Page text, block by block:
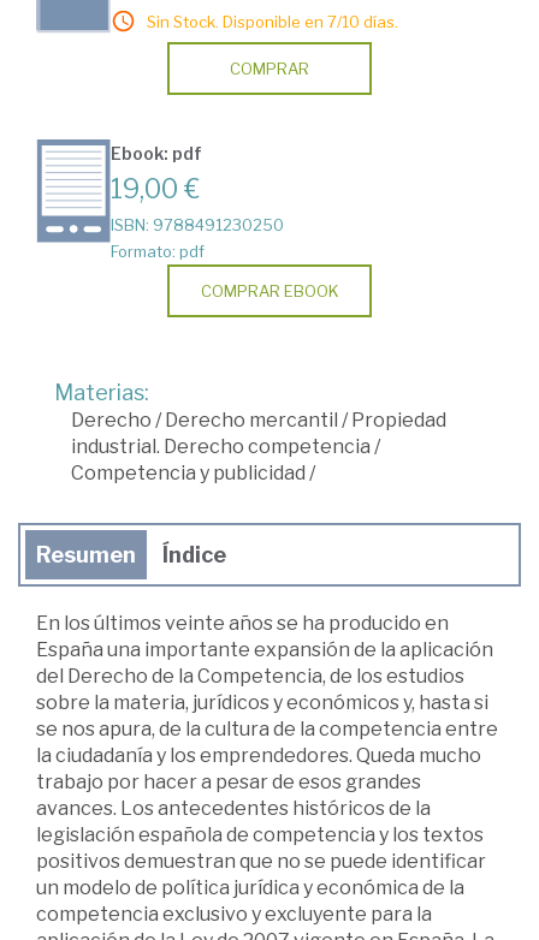
Sin Stock. Disponible en 7/10 días.
COMPRAR
Ebook: pdf
19,00 €
ISBN: 9788491230250
Formato: pdf
COMPRAR EBOOK
Materias:
Derecho / Derecho mercantil / Propiedad
industrial. Derecho competencia /
Competencia y publicidad /
Resumen Índice
En los últimos veinte años se ha producido en
España una importante expansión de la aplicación
del Derecho de la Competencia, de los estudios
sobre la materia, jurídicos y económicos y, hasta si
se nos apura, de la cultura de la competencia entre
la ciudadanía y los emprendedores. Queda mucho
trabajo por hacer a pesar de esos grandes
avances. Los antecedentes históricos de la
legislación española de competencia y los textos
positivos demuestran que no se puede identificar
un modelo de política jurídica y económica de la
competencia exclusivo y excluyente para la